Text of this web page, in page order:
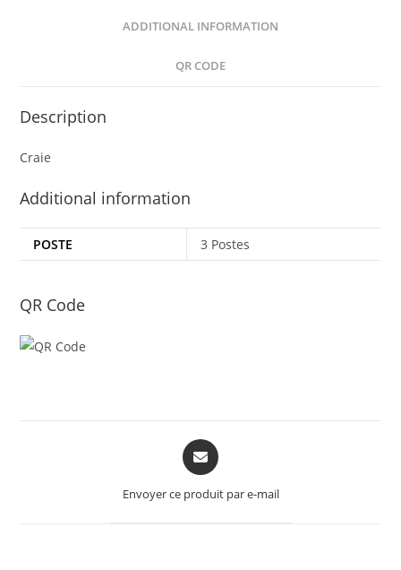
ADDITIONAL INFORMATION
QR CODE
Description
Craie
Additional information
POSTE 3 Postes
QR Code
Opens
in
new
Envoyer ce produit par e-mail